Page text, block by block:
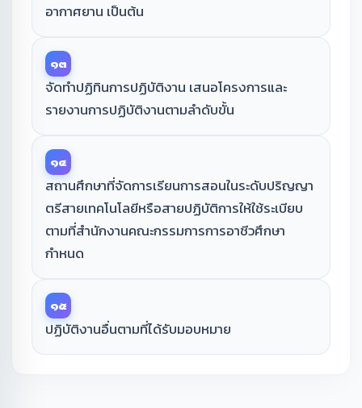
อากาศยาน เป็นต้น
๑๓
จัดทำปฏิทินการปฏิบัติงาน เสนอโครงการและ
รายงานการปฏิบัติงานตามลำดับขั้น
๑๔
สถานศึกษาที่จัดการเรียนการสอนในระดับปริญญา
ตรีสายเทคโนโลยีหรือสายปฏิบัติการให้ใช้ระเบียบ
ตามที่สำนักงานคณะกรรมการการอาชีวศึกษา
กำหนด
๑๕
ปฏิบัติงานอื่นตามที่ได้รับมอบหมาย